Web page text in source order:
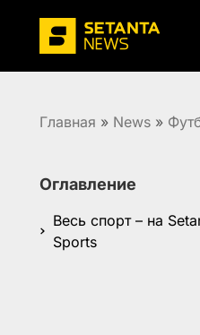
Главная » News »
Оглавление
Весь спорт – на
Sports